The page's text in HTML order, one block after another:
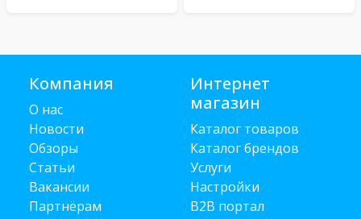
Компания
О нас
Новости
Обзоры
Статьи
Вакансии
Партнёрам
Интернет
магазин
Каталог товаров
Каталог брендов
Услуги
Настройки
B2B портал